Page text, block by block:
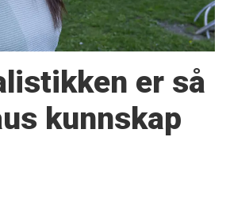
er så
kunnskap